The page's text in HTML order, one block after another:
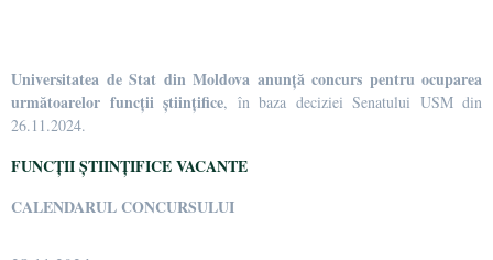
Universitatea de Stat din Moldova anunță concurs pentru ocuparea
următoarelor funcții științifice, în baza deciziei Senatului USM din
26.11.2024.
FUNCȚII ȘTIINȚIFICE VACANTE
CALENDARULCONCURSULUI